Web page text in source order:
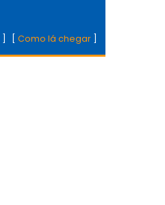
Como lá chegar]